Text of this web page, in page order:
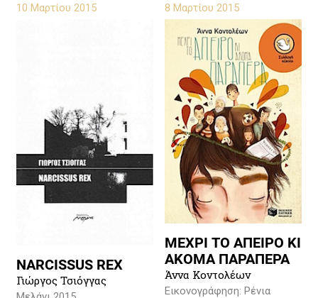
10 Μαρτίου 2015
NARCISSUS REX
Γιώργος Τσιόγγας
8 Μαρτίου 2015
ΜΕΧΡΙ ΤΟ ΑΠΕΙΡΟ ΚΙ
ΑΚΟΜΑ ΠΑΡΑΠΕΡΑ
Άννα Κοντολέων
Εικονογράφηση: Ρένια